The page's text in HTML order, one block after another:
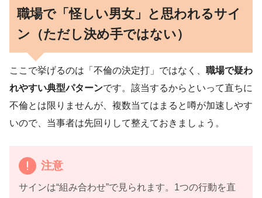
職場で「怪しい男女」と思われるサイ
ン（ただし決め手ではない）
ここで挙げるのは「不倫の決定打」ではなく、 職場で疑わ
れやすい典型パターンです。該当するからといって直ちに
不倫とは限りませんが、複数当てはまると噂が加速しやす
いので、当事者は先回りして整えておきましょう。
注意
サインは“組み合わせ”で見られます。1つの行動を直